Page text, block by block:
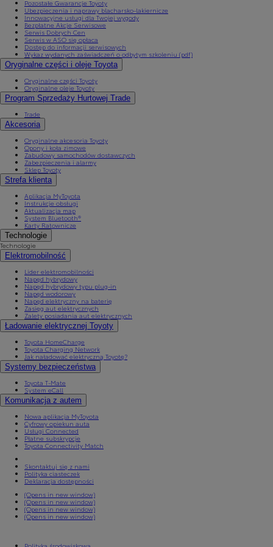
Pozostałe Gwarancje Toyoty
Ubezpieczenia i naprawy blacharsko-lakiernicze
Innowacyjne usługi dla Twojej wygody
Bezpłatne Akcje Serwisowe
Serwis Dobrych Cen
Serwis w ASO się opłaca
Dostęp do informacji serwisowych
Wykaz wydanych zaświadczeń o odbytym szkoleniu (pdf)
Oryginalne części i oleje Toyota
Oryginalne części Toyoty
Oryginalne oleje Toyoty
Program Sprzedaży Hurtowej Trade
Trade
Akcesoria
Oryginalne akcesoria Toyoty
Opony i koła zimowe
Zabudowy samochodów dostawczych
Zabezpieczenia i alarmy
Sklep Toyoty
Strefa klienta
Aplikacja MyToyota
Instrukcje obsługi
Aktualizacja map
System Bluetooth®
Karty Ratownicze
Technologie
Technologie
Elektromobilność
Lider elektromobilności
Napęd hybrydowy
Napęd hybrydowy typu plug-in
Napęd wodorowy
Napęd elektryczny na baterię
Zasięg aut elektrycznych
Zalety posiadania aut elektrycznych
Ładowanie elektrycznej Toyoty
Toyota HomeCharge
Toyota Charging Network
Jak naładować elektryczną Toyotę?
Systemy bezpieczeństwa
Toyota T-Mate
System eCall
Komunikacja z autem
Nowa aplikacja MyToyota
Cyfrowy opiekun auta
Usługi Connected
Płatne subskrypcje
Toyota Connectivity Match
Skontaktuj się z nami
Polityka ciasteczek
Deklaracja dostępności
(Opens in new window)
(Opens in new window)
(Opens in new window)
(Opens in new window)